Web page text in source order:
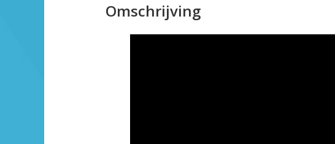
Omschrijving